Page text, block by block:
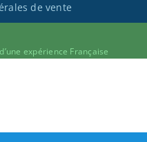
de vente
expérience Française